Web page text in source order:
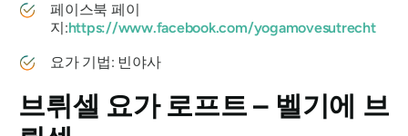
페이스북 페이
지:https://www.facebook.com/yogamovesutrecht
요가 기법: 빈야사
브뤼셀 요가 로프트 – 벨기에 브